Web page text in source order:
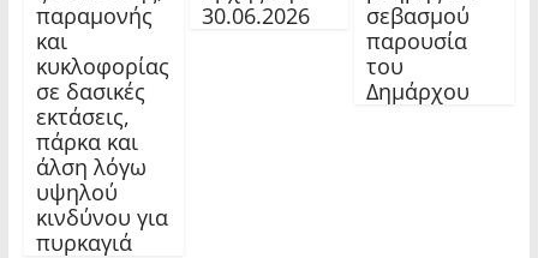
παραμονής
και
κυκλοφορίας
σε δασικές
εκτάσεις,
πάρκα και
άλση λόγω
υψηλού
κινδύνου για
πυρκαγιά
30.06.2026
σεβασμού
παρουσία
του
Δημάρχου